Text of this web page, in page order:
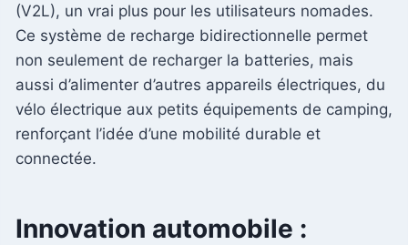
(V2L), un vrai plus pour les utilisateurs nomades.
Ce système de recharge bidirectionnelle permet
non seulement de recharger la batteries, mais
aussi d’alimenter d’autres appareils électriques, du
vélo électrique aux petits équipements de camping,
renforçant l’idée d’une mobilité durable et
connectée.
Innovation automobile :